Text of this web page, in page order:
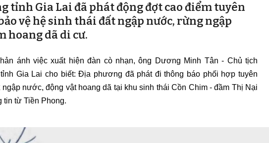
tỉnh Gia Lai đã phát động đợt cao điểm tuyên
vệ hệ sinh thái đất ngập nước, rừng ngập
hoang dã di cư.
ánh việc xuất hiện đàn cò nhạn, ông Dương Minh Tân - Chủ tịch
Gia Lai cho biết: Địa phương đã phát đi thông báo phối hợp tuyên
nước, động vật hoang dã tại khu sinh thái Cồn Chim - đầm Thị Nại
tin từ Tiền Phong.